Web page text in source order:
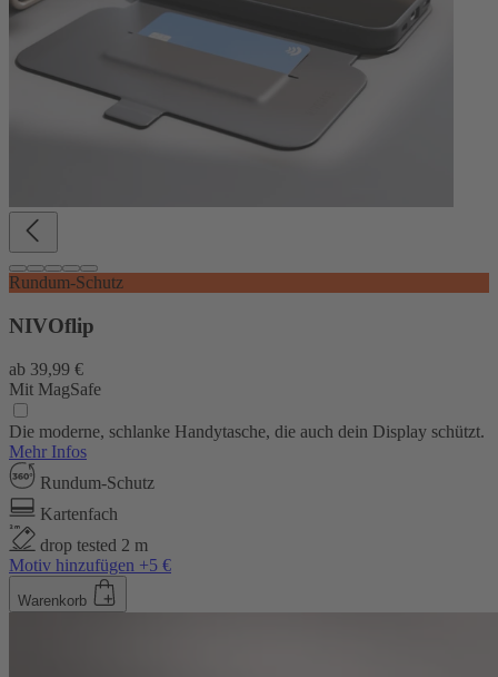
Rundum-Schutz
NIVOflip
ab 39,99 €
Mit MagSafe
Die moderne, schlanke Handytasche, die auch dein Display schützt.
Mehr Infos
Rundum-Schutz
Kartenfach
drop tested 2 m
Motiv hinzufügen +5 €
Warenkorb